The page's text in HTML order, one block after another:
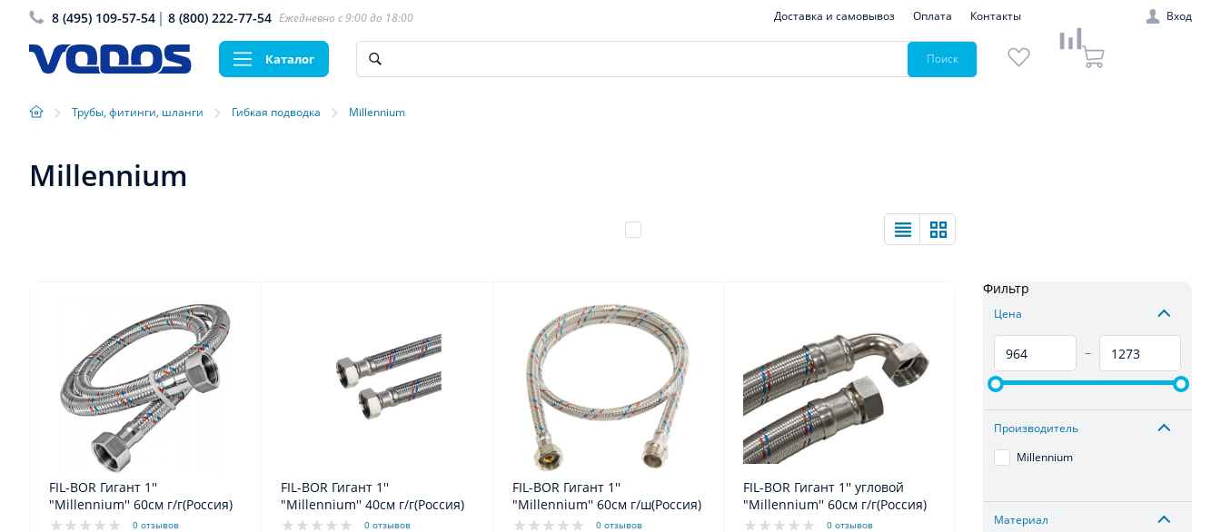
8 (495) 109-57-54 8 (800) 222-77-54 Ежедневно с 9:00 до 18:00 Доставка и самовывоз Оплата Контакты Вход
Каталог Поиск
› Трубы, фитинги, шланги › Гибкая подводка › Millennium
Millennium
FIL-BOR Гигант 1''
"Millennium'' 60см г/г(Россия)
0 отзывов
FIL-BOR Гигант 1''
"Millennium'' 40см г/г(Россия)
0 отзывов
FIL-BOR Гигант 1''
"Millennium'' 60см г/ш(Россия)
0 отзывов
FIL-BOR Гигант 1'' угловой
"Millennium'' 60см г/г(Россия)
0 отзывов
Фильтр
Цена
–
Производитель
Millennium
Материал